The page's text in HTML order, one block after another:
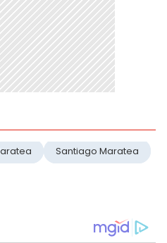
Santiago Maratea